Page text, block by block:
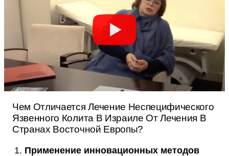
Чем Отличается Лечение Неспецифического
Язвенного Колита В Израиле От Лечения В
Странах Восточной Европы?
Применение инновационных методов